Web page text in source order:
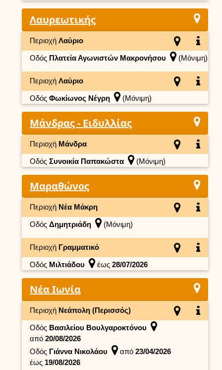
Λαυρεωτικής
Περιοχή Λαύριο
Οδός Πλατεία Αγωνιστών Μακρονήσου (Μόνιμη)
Περιοχή Λαύριο
Οδός Φωκίωνος Νέγρη (Μόνιμη)
Μάνδρας - Ειδυλλίας
Περιοχή Μάνδρα
Οδός Συνοικία Παπακώστα (Μόνιμη)
Μαραθώνος
Περιοχή Νέα Μάκρη
Οδός Δημητριάδη (Μόνιμη)
Περιοχή Γραμματικό
Οδός Μιλτιάδου έως 28/07/2026
Νέα Ιωνία
Περιοχή Νεάπολη (Περισσός)
Οδός Βασιλείου Βουλγαροκτόνου
από 20/08/2026
Οδός Γιάννα Νικολάου από 23/04/2026
έως 19/08/2026